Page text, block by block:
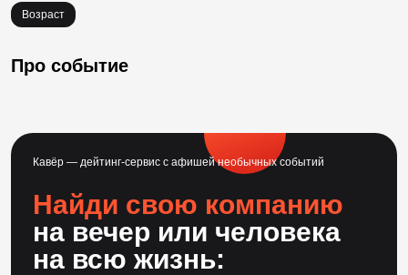
Возраст
Про событие
Кавёр — дейтинг-сервис с афишей необычных событий
Найди свою компанию
на вечер или человека
на всю жизнь: